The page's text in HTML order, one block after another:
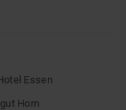
Essen
Horn